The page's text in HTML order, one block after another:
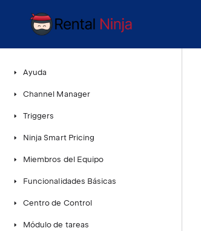
Ayuda
Channel Manager
Triggers
Ninja Smart Pricing
Miembros del Equipo
Funcionalidades Básicas
Centro de Control
Módulo de tareas